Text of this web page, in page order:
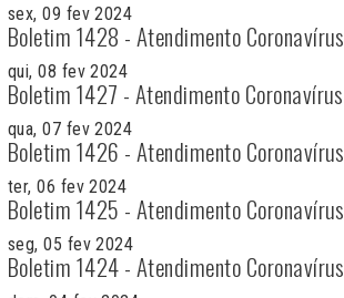
sex, 09 fev 2024
Boletim 1428 - Atendimento Coronavírus
qui, 08 fev 2024
Boletim 1427 - Atendimento Coronavírus
qua, 07 fev 2024
Boletim 1426 - Atendimento Coronavírus
ter, 06 fev 2024
Boletim 1425 - Atendimento Coronavírus
seg, 05 fev 2024
Boletim 1424 - Atendimento Coronavírus